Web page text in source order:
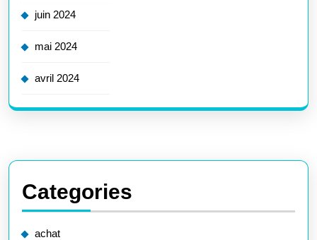
juin 2024
mai 2024
avril 2024
Categories
achat